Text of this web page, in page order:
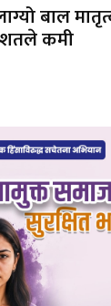
बाल
कमी